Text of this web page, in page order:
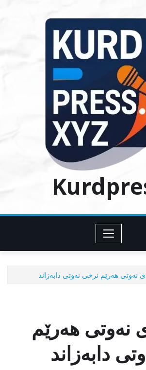
نەوتی هەرێم نرخی نەوتی دابەزاند
نەوتی هەرێم
دابەزاند